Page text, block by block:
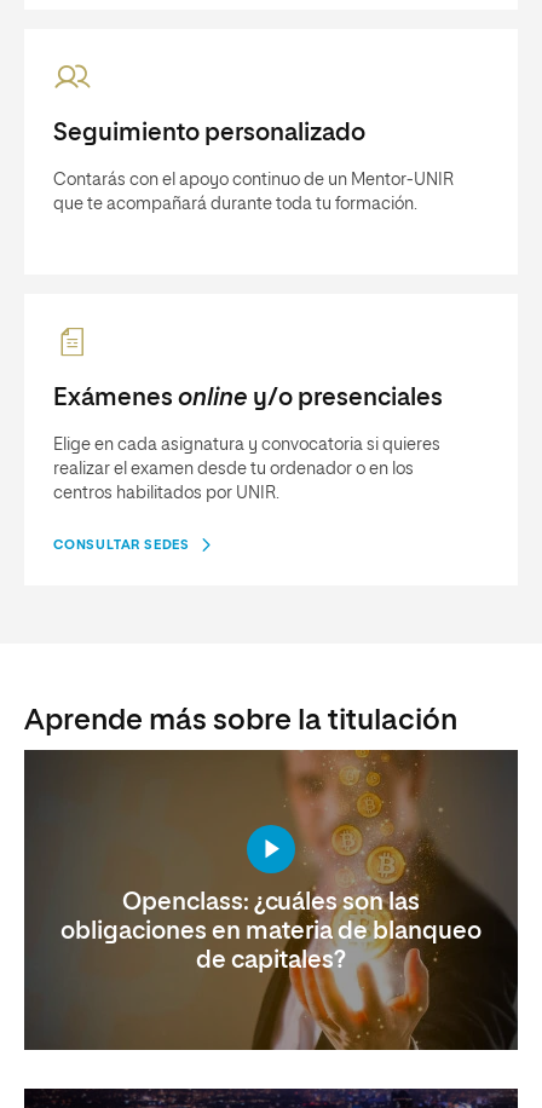
Seguimiento personalizado
Contarás con el apoyo continuo de un Mentor-UNIR
que te acompañará durante toda tu formación.
Exámenes online y/o presenciales
Elige en cada asignatura y convocatoria si quieres
realizar el examen desde tu ordenador o en los
centros habilitados por UNIR.
CONSULTAR SEDES
Aprende más sobre la titulación
Openclass: ¿cuáles son las
obligaciones en materia de blanqueo
de capitales?